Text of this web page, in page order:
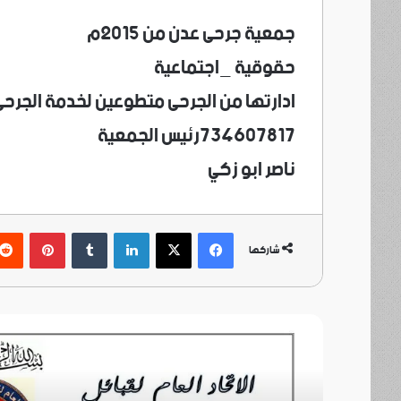
جمعية جرحى عدن من ٢٠١٥م
حقوقية _اجتماعية
ادارتها من الجرحى متطوعين لخدمة
734607817رئيس الجمعية
ناصر ابو زكي
شاركها فيسبوك
‫X لينكدإن
‏Tumblr